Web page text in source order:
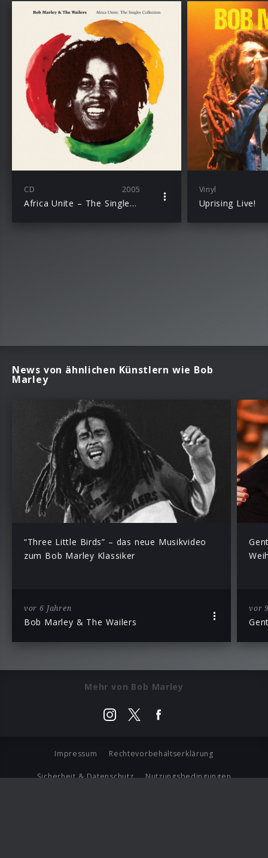
CD 2005
Africa Unite – The Singles Collection (2CD Version)
Vinyl
Uprising Live!
News von ähnlichen Künstlern wie Bob
Marley
“Three Little Birds” – das neue Musikvideo
zum Bob Marley Klassiker
vor 6 Jahren
Bob Marley & The Wailers
vor
Mehr von Bob Marley
Impressum Rechtevorbehaltserklärung
Sicherheit & Datenschutz Nutzungsbedingungen